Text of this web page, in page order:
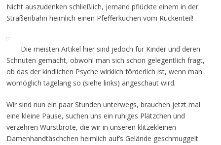
Nicht auszudenken schließlich, jemand pflückte einem in der
Straßenbahn heimlich einen Pfefferkuchen vom Rückenteil!
Die meisten Artikel hier sind jedoch für Kinder und deren
Schnuten gemacht, obwohl man sich schon gelegentlich fragt,
ob das der kindlichen Psyche wirklich förderlich ist, wenn man
womöglich tagelang so (siehe links) angeschaut wird.
Wir sind nun ein paar Stunden unterwegs, brauchen jetzt mal
eine kleine Pause, suchen uns ein ruhiges Plätzchen und
verzehren Wurstbrote, die wir in unseren klitzekleinen
Damenhandtäschchen heimlich auf’s Gelände geschmuggelt